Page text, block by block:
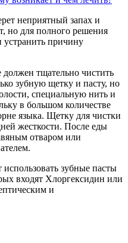
должен тщательно чистить
зубную щетку и пасту, но
специальную нить и
в большом количестве
языка. Щетку для чистки
жесткости. После еды
отваром или
зубные пасты
входят Хлоргексидин или
и